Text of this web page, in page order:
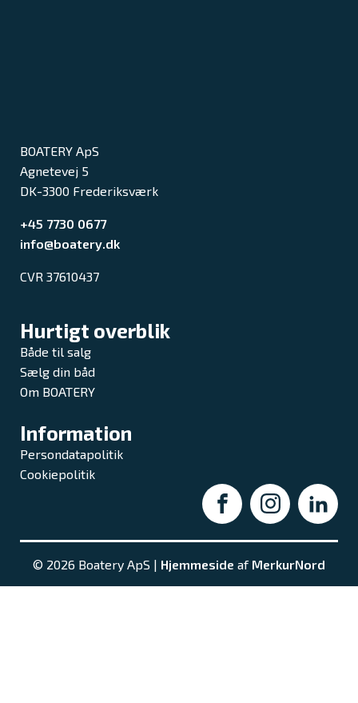
BOATERY ApS
Agnetevej 5
DK-3300 Frederiksværk
+45 7730 0677
info@boatery.dk
CVR 37610437
Hurtigt overblik
Både til salg
Sælg din båd
Om BOATERY
Information
Persondatapolitik
Cookiepolitik
© 2026 Boatery ApS | Hjemmeside af MerkurNord